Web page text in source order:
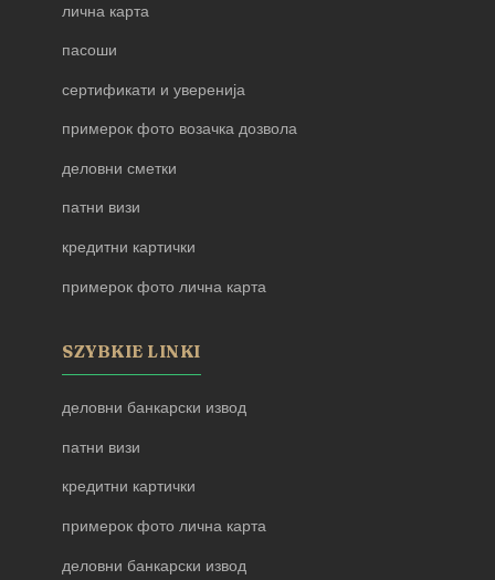
лична карта
пасоши
сертификати и уверенија
примерок фото возачка дозвола
деловни сметки
патни визи
кредитни картички
примерок фото лична карта
SZYBKIE LINKI
деловни банкарски извод
патни визи
кредитни картички
примерок фото лична карта
деловни банкарски извод